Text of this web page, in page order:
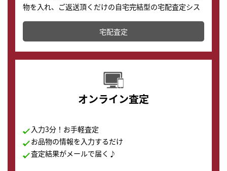
物を入れ、ご返送頂くだけの自宅完結型の宅配査定シス
テムです。
配送でも簡単&安全に査定・買取に出すことが可能で
す。
宅配査定
オンライン査定
入力3分！お手軽査定
お品物の情報を入力するだけ
査定結果がメールで届く♪